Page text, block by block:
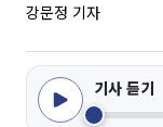
강문정 기자
기사 듣기